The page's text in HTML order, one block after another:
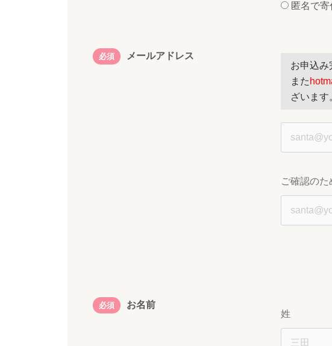
匿名で寄
必須
メールアドレス
お申込み
また
ざいます
ご確認のた
必須
お名前
姓